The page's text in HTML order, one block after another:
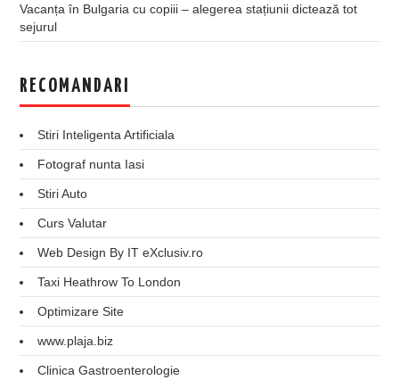
Vacanța în Bulgaria cu copiii – alegerea stațiunii dictează tot
sejurul
RECOMANDARI
Stiri Inteligenta Artificiala
Fotograf nunta Iasi
Stiri Auto
Curs Valutar
Web Design By IT eXclusiv.ro
Taxi Heathrow To London
Optimizare Site
www.plaja.biz
Clinica Gastroenterologie